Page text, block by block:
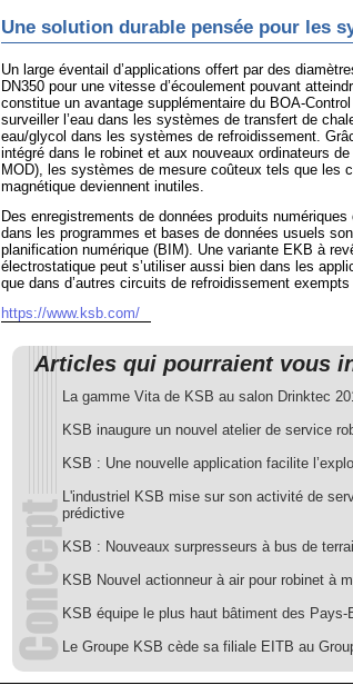
Une solution durable pensée pour les
Un large éventail d’applications offert par des
DN350 pour une vitesse d’écoulement pouvant
constitue un avantage supplémentaire du BOA-
surveiller l’eau dans les systèmes de transfert de
eau/glycol dans les systèmes de refroidissement.
intégré dans le robinet et aux nouveaux ordinateurs
MOD), les systèmes de mesure coûteux tels que les
magnétique deviennent inutiles.
Des enregistrements de données produits
dans les programmes et bases de données usuels
planification numérique (BIM). Une variante EKB à
électrostatique peut s’utiliser aussi bien dans les
que dans d’autres circuits de refroidissement exempts
https://www.ksb.com/
Articles qui pourraient vous
La gamme Vita de KSB au salon Drinktec
KSB inaugure un nouvel atelier de service
KSB : Une nouvelle application facilite
L'industriel KSB mise sur son activité de
prédictive
KSB : Nouveaux surpresseurs à bus de
KSB Nouvel actionneur à air pour robinet à
KSB équipe le plus haut bâtiment des Pays-
Le Groupe KSB cède sa filiale EITB au